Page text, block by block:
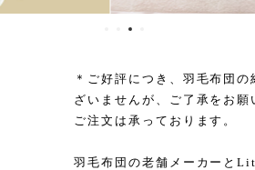
＊ご好評につき、羽毛布団
ざいませんが、ご了承をお願
ご注文は承っております。
羽毛布団の老舗メーカーと